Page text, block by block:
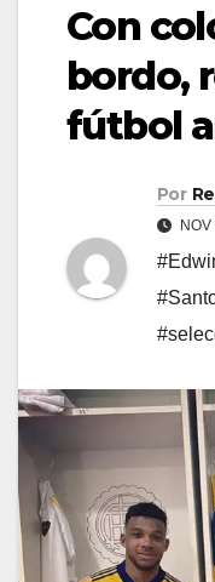
Con
bordo,
fútbol
Por